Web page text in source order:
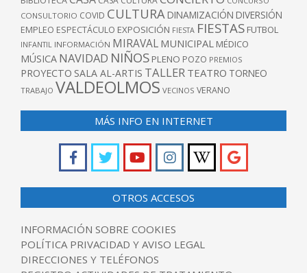
CONSULTORIO COVID CULTURA DINAMIZACIÓN DIVERSIÓN
EMPLEO ESPECTÁCULO EXPOSICIÓN FIESTA FIESTAS FUTBOL
INFANTIL INFORMACIÓN MIRAVAL MUNICIPAL MÉDICO
MÚSICA NAVIDAD NIÑOS PLENO POZO PREMIOS
PROYECTO SALA AL-ARTIS TALLER TEATRO TORNEO
TRABAJO VALDEOLMOS VECINOS VERANO
MÁS INFO EN INTERNET
OTROS ACCESOS
INFORMACIÓN SOBRE COOKIES
POLÍTICA PRIVACIDAD Y AVISO LEGAL
DIRECCIONES Y TELÉFONOS